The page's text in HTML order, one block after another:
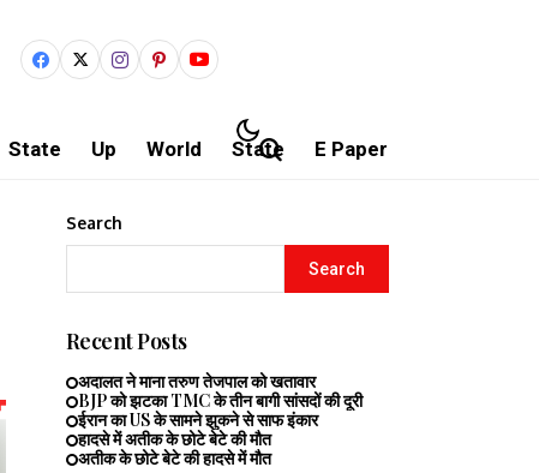
State Up World State E Paper
Search
Search
Recent Posts
अदालत ने माना तरुण तेजपाल को खतावार
BJP को झटका TMC के तीन बागी सांसदों की दूरी
ईरान का US के सामने झुकने से साफ इंकार
हादसे में अतीक के छोटे बेटे की मौत
अतीक के छोटे बेटे की हादसे में मौत